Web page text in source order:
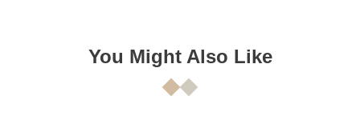
You Might Also Like